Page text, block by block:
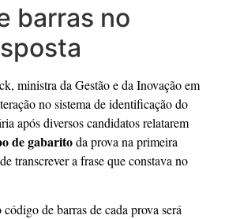
barras no
ministra da Gestão e da Inovação em
no sistema de identificação do
após diversos candidatos relatarem
de gabaritoda prova na primeira
transcrever a frase que constava no
de barras de cada prova será